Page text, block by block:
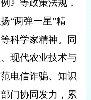
》等政策法规，
“两弹一星”精
科学家精神。同
现代农业技术与
电信诈骗、知识
门协同发力，累